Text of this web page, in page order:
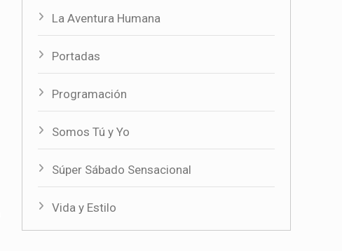
La Aventura Humana
Portadas
Programación
Somos Tú y Yo
Súper Sábado Sensacional
Vida y Estilo